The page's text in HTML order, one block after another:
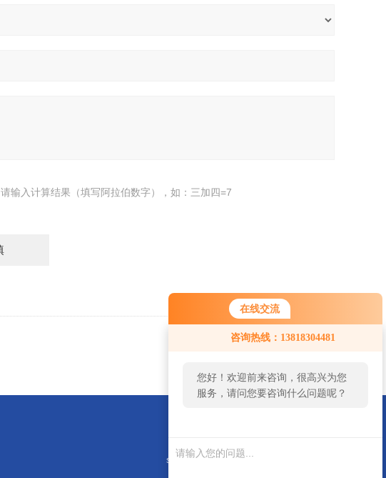
在线交流
咨询热线：13818304481
您好！欢迎前来咨询，很高兴为您
服务，请问您要咨询什么问题呢？
请输入计算结果（填写阿拉伯数字），如：三加四=7
sute@56412027.com